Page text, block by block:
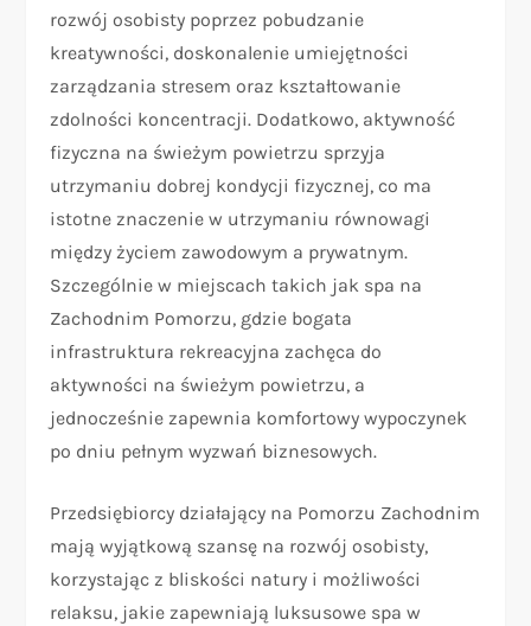
rozwój osobisty poprzez pobudzanie
kreatywności, doskonalenie umiejętności
zarządzania stresem oraz kształtowanie
zdolności koncentracji. Dodatkowo, aktywność
fizyczna na świeżym powietrzu sprzyja
utrzymaniu dobrej kondycji fizycznej, co ma
istotne znaczenie w utrzymaniu równowagi
między życiem zawodowym a prywatnym.
Szczególnie w miejscach takich jak spa na
Zachodnim Pomorzu, gdzie bogata
infrastruktura rekreacyjna zachęca do
aktywności na świeżym powietrzu, a
jednocześnie zapewnia komfortowy wypoczynek
po dniu pełnym wyzwań biznesowych.
Przedsiębiorcy działający na Pomorzu Zachodnim
mają wyjątkową szansę na rozwój osobisty,
korzystając z bliskości natury i możliwości
relaksu, jakie zapewniają luksusowe spa w